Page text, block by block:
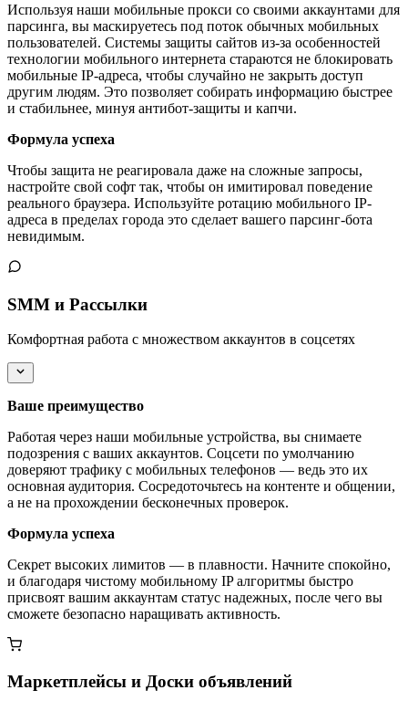
Используя наши мобильные прокси со своими аккаунтами для
парсинга, вы маскируетесь под поток обычных мобильных
пользователей. Системы защиты сайтов из-за особенностей
технологии мобильного интернета стараются не блокировать
мобильные IP-адреса, чтобы случайно не закрыть доступ
другим людям. Это позволяет собирать информацию быстрее
и стабильнее, минуя антибот-защиты и капчи.
Формула успеха
Чтобы защита не реагировала даже на сложные запросы,
настройте свой софт так, чтобы он имитировал поведение
реального браузера. Используйте ротацию мобильного IP-
адреса в пределах города это сделает вашего парсинг-бота
невидимым.
SMM и Рассылки
Комфортная работа с множеством аккаунтов в соцсетях
Ваше преимущество
Работая через наши мобильные устройства, вы снимаете
подозрения с ваших аккаунтов. Соцсети по умолчанию
доверяют трафику с мобильных телефонов — ведь это их
основная аудитория. Сосредоточьтесь на контенте и общении,
а не на прохождении бесконечных проверок.
Формула успеха
Секрет высоких лимитов — в плавности. Начните спокойно,
и благодаря чистому мобильному IP алгоритмы быстро
присвоят вашим аккаунтам статус надежных, после чего вы
сможете безопасно наращивать активность.
Маркетплейсы и Доски объявлений